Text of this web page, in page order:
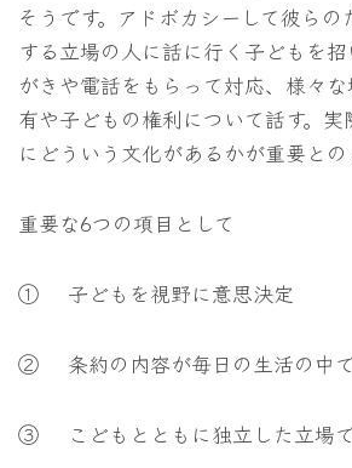
そうです。アドボカシーして彼らの
する立場の人に話に行く子どもを
がきや電話をもらって対応、様々
有や子どもの権利について話す。
にどういう文化があるかが重要との
重要な6つの項目として
① 子どもを視野に意思決定
② 条約の内容が毎日の生活の中で
③ こどもとともに独立した立場